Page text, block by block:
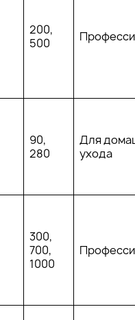
200,
500
90,
280
Для
ухода
300,
700,
1000